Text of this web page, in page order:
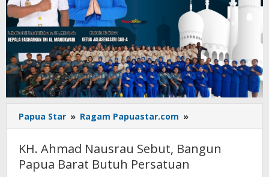
Papua Star » Ragam Papuastar.com »
Ahmad
Sebut,
KH. Ahmad Nausrau Sebut, Bangun
Papua Barat Butuh Persatuan